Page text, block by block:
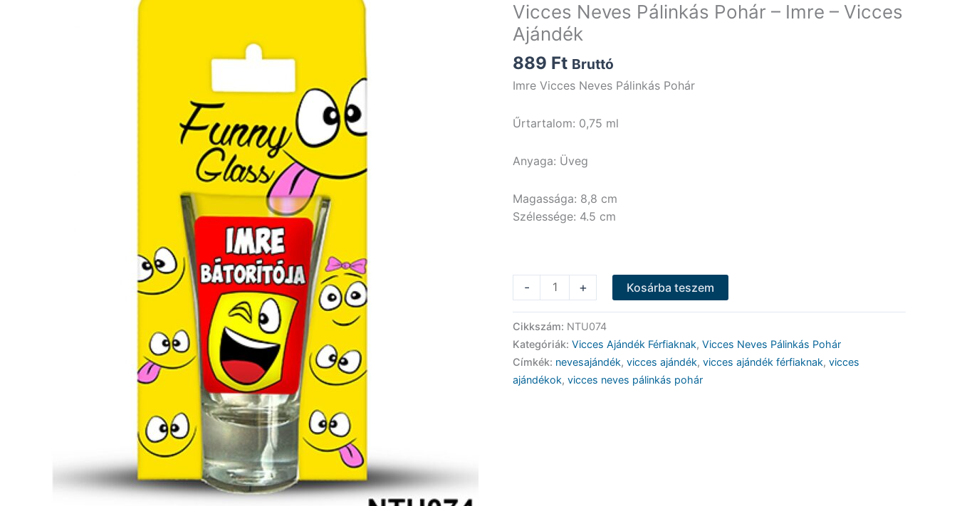
Vicces Neves Pálinkás Pohár – Imre – Vicces
Ajándék
889 Ft Bruttó
Imre Vicces Neves Pálinkás Pohár
Űrtartalom: 0,75 ml
Anyaga: Üveg
Magassága: 8,8 cm
Szélessége: 4.5 cm
-
Neves
-
+ Kosárba teszem
Cikkszám: NTU074
Kategóriák: Vicces Ajándék Férfiaknak, Vicces Neves Pálinkás Pohár
Címkék: nevesajándék, vicces ajándék, vicces ajándék férfiaknak, vicces
ajándékok, vicces neves pálinkás pohár